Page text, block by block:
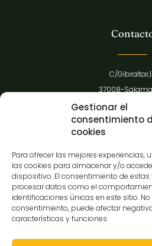
Gestionar el
consentimiento
cookies
Para ofrecer las mejores
las cookies para almacenar y/o
dispositivo. El consentimiento de
procesar datos como el
identificaciones únicas en este sitio.
consentimiento, puede afectar
características y funciones.
C/
37008-
923 12 14
Copyright © 2026
Aviso Legal Política de
Declaración de